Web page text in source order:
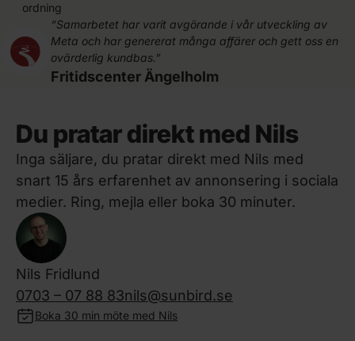
ordning
“Samarbetet har varit avgörande i vår utveckling av
Meta och har genererat många affärer och gett oss en
ovärderlig kundbas.”
Fritidscenter Ängelholm
Du pratar direkt med Nils
Inga säljare, du pratar direkt med Nils med
snart 15 års erfarenhet av annonsering i sociala
medier. Ring, mejla eller boka 30 minuter.
Nils Fridlund
0703 – 07 88 83nils@sunbird.se
Boka 30 min möte med Nils